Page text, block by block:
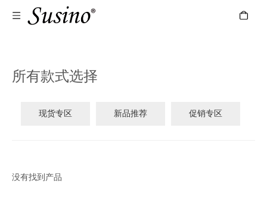
所有款式选择
现货专区 新品推荐 促销专区
没有找到产品